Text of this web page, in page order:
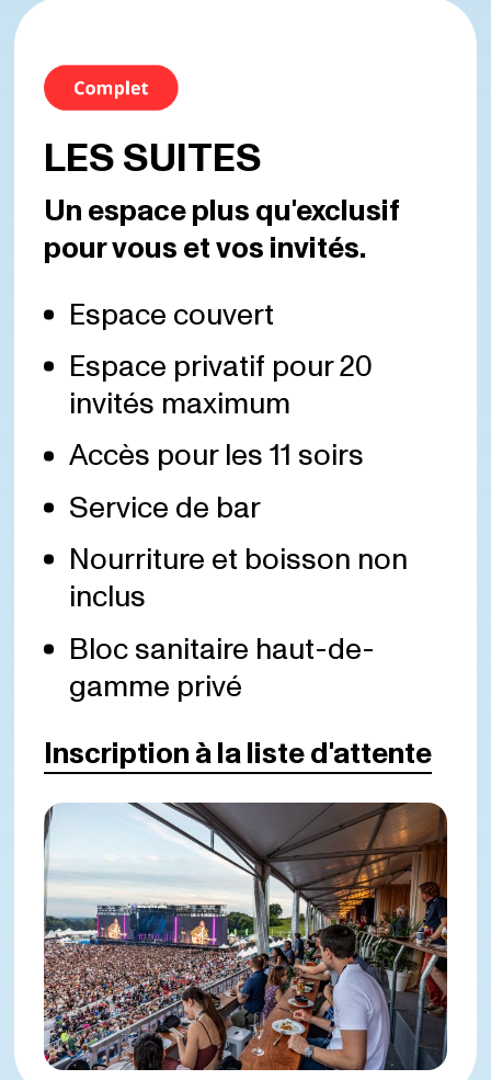
LES SUITES
Un espace plus qu'exclusif
pour vous et vos invités.
Espace couvert
Espace privatif pour 20
invités maximum
Accès pour les 11 soirs
Service de bar
Nourriture et boisson non
inclus
Bloc sanitaire haut-de-
gamme privé
Inscription à la liste d'attente